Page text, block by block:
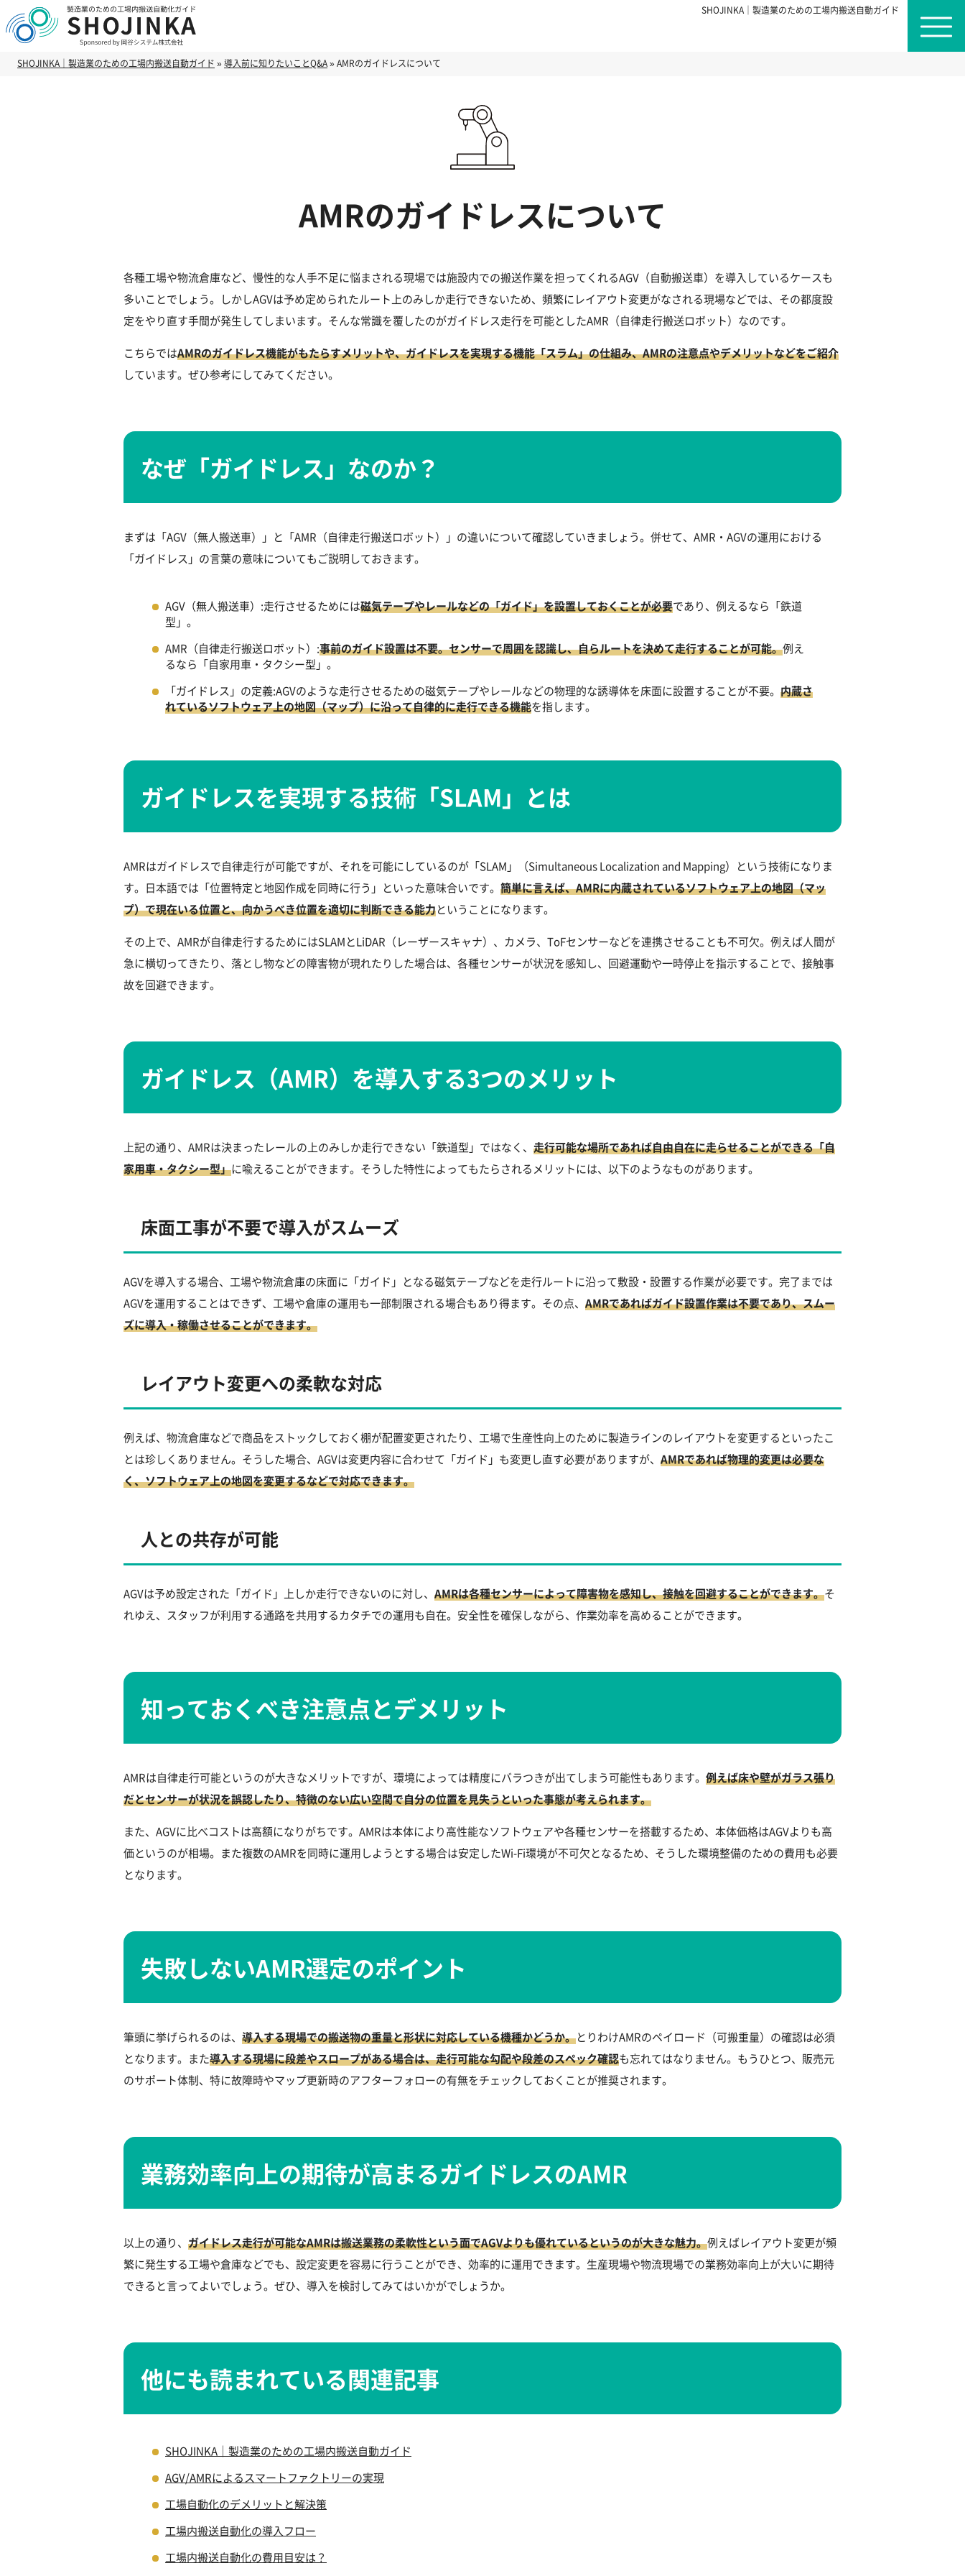
SHOJINKA｜製造業のための工場内搬送自動ガイド
SHOJINKA｜製造業のための工場内搬送自動ガイド »導入前に知りたいことQ&A»AMRのガイドレスについて
AMRのガイドレスについて
各種工場や物流倉庫など、慢性的な人手不足に悩まされる現場では施設内での搬送作業を担ってくれるAGV（自動搬送車）を導入しているケースも
多いことでしょう。しかしAGVは予め定められたルート上のみしか走行できないため、頻繁にレイアウト変更がなされる現場などでは、その都度設
定をやり直す手間が発生してしまいます。そんな常識を覆したのがガイドレス走行を可能としたAMR（自律走行搬送ロボット）なのです。
こちらではAMRのガイドレス機能がもたらすメリットや、ガイドレスを実現する機能「スラム」の仕組み、AMRの注意点やデメリットなどをご紹介
しています。ぜひ参考にしてみてください。
なぜ「ガイドレス」なのか？
まずは「AGV（無人搬送車）」と「AMR（自律走行搬送ロボット）」の違いについて確認していきましょう。併せて、AMR・AGVの運用における
「ガイドレス」の言葉の意味についてもご説明しておきます。
AGV（無人搬送車）:走行させるためには磁気テープやレールなどの「ガイド」を設置しておくことが必要であり、例えるなら「鉄道
型」。
AMR（自律走行搬送ロボット）:事前のガイド設置は不要。センサーで周囲を認識し、自らルートを決めて走行することが可能。例え
るなら「自家用車・タクシー型」。
「ガイドレス」の定義:AGVのような走行させるための磁気テープやレールなどの物理的な誘導体を床面に設置することが不要。 内蔵さ
れているソフトウェア上の地図（マップ）に沿って自律的に走行できる機能を指します。
ガイドレスを実現する技術「SLAM」とは
AMRはガイドレスで自律走行が可能ですが、それを可能にしているのが「SLAM」（Simultaneous Localization and Mapping）という技術になりま
す。日本語では「位置特定と地図作成を同時に行う」といった意味合いです。 簡単に言えば、AMRに内蔵されているソフトウェア上の地図（マッ
プ）で現在いる位置と、向かうべき位置を適切に判断できる能力ということになります。
その上で、AMRが自律走行するためにはSLAMとLiDAR（レーザースキャナ）、カメラ、ToFセンサーなどを連携させることも不可欠。例えば人間が
急に横切ってきたり、落とし物などの障害物が現れたりした場合は、各種センサーが状況を感知し、回避運動や一時停止を指示することで、接触事
故を回避できます。
ガイドレス（AMR）を導入する3つのメリット
上記の通り、AMRは決まったレールの上のみしか走行できない「鉄道型」ではなく、 走行可能な場所であれば自由自在に走らせることができる「自
家用車・タクシー型」に喩えることができます。そうした特性によってもたらされるメリットには、以下のようなものがあります。
床面工事が不要で導入がスムーズ
AGVを導入する場合、工場や物流倉庫の床面に「ガイド」となる磁気テープなどを走行ルートに沿って敷設・設置する作業が必要です。完了までは
AGVを運用することはできず、工場や倉庫の運用も一部制限される場合もあり得ます。その点、 AMRであればガイド設置作業は不要であり、スムー
ズに導入・稼働させることができます。
レイアウト変更への柔軟な対応
例えば、物流倉庫などで商品をストックしておく棚が配置変更されたり、工場で生産性向上のために製造ラインのレイアウトを変更するといったこ
とは珍しくありません。そうした場合、AGVは変更内容に合わせて「ガイド」も変更し直す必要がありますが、 AMRであれば物理的変更は必要な
く、ソフトウェア上の地図を変更するなどで対応できます。
人との共存が可能
AGVは予め設定された「ガイド」上しか走行できないのに対し、 AMRは各種センサーによって障害物を感知し、接触を回避することができます。そ
れゆえ、スタッフが利用する通路を共用するカタチでの運用も自在。安全性を確保しながら、作業効率を高めることができます。
知っておくべき注意点とデメリット
AMRは自律走行可能というのが大きなメリットですが、環境によっては精度にバラつきが出てしまう可能性もあります。 例えば床や壁がガラス張り
だとセンサーが状況を誤認したり、特徴のない広い空間で自分の位置を見失うといった事態が考えられます。
また、AGVに比べコストは高額になりがちです。AMRは本体により高性能なソフトウェアや各種センサーを搭載するため、本体価格はAGVよりも高
価というのが相場。また複数のAMRを同時に運用しようとする場合は安定したWi-Fi環境が不可欠となるため、そうした環境整備のための費用も必要
となります。
失敗しないAMR選定のポイント
筆頭に挙げられるのは、 導入する現場での搬送物の重量と形状に対応している機種かどうか。とりわけAMRのペイロード（可搬重量）の確認は必須
となります。また導入する現場に段差やスロープがある場合は、走行可能な勾配や段差のスペック確認も忘れてはなりません。もうひとつ、販売元
のサポート体制、特に故障時やマップ更新時のアフターフォローの有無をチェックしておくことが推奨されます。
業務効率向上の期待が高まるガイドレスのAMR
以上の通り、 ガイドレス走行が可能なAMRは搬送業務の柔軟性という面でAGVよりも優れているというのが大きな魅力。例えばレイアウト変更が頻
繁に発生する工場や倉庫などでも、設定変更を容易に行うことができ、効率的に運用できます。生産現場や物流現場での業務効率向上が大いに期待
できると言ってよいでしょう。ぜひ、導入を検討してみてはいかがでしょうか。
他にも読まれている関連記事
SHOJINKA｜製造業のための工場内搬送自動ガイド
AGV/AMRによるスマートファクトリーの実現
工場自動化のデメリットと解決策
工場内搬送自動化の導入フロー
工場内搬送自動化の費用目安は？